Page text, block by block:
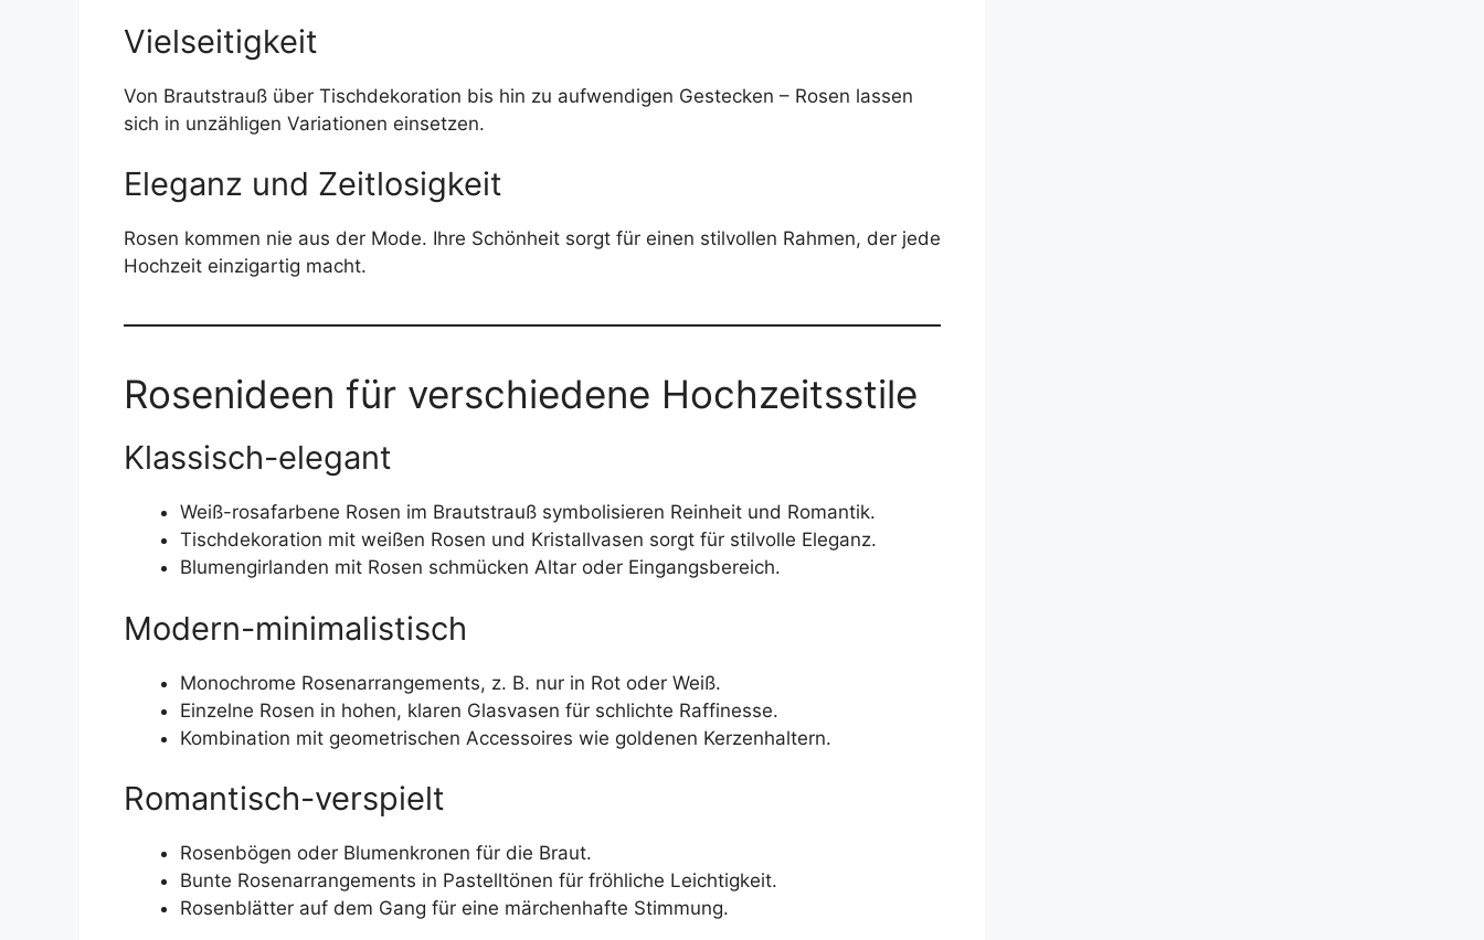
Vielseitigkeit
Von Brautstrauß über Tischdekoration bis hin zu aufwendigen Gestecken – Rosen lassen
sich in unzähligen Variationen einsetzen.
Eleganz und Zeitlosigkeit
Rosen kommen nie aus der Mode. Ihre Schönheit sorgt für einen stilvollen Rahmen, der jede
Hochzeit einzigartig macht.
Rosenideen für verschiedene Hochzeitsstile
Klassisch-elegant
Weiß-rosafarbene Rosen im Brautstrauß symbolisieren Reinheit und Romantik.
Tischdekoration mit weißen Rosen und Kristallvasen sorgt für stilvolle Eleganz.
Blumengirlanden mit Rosen schmücken Altar oder Eingangsbereich.
Modern-minimalistisch
Monochrome Rosenarrangements, z. B. nur in Rot oder Weiß.
Einzelne Rosen in hohen, klaren Glasvasen für schlichte Raffinesse.
Kombination mit geometrischen Accessoires wie goldenen Kerzenhaltern.
Romantisch-verspielt
Rosenbögen oder Blumenkronen für die Braut.
Bunte Rosenarrangements in Pastelltönen für fröhliche Leichtigkeit.
Rosenblätter auf dem Gang für eine märchenhafte Stimmung.